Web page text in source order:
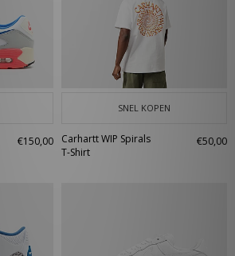
€150,00
SNEL KOPEN
Carhartt WIP Spirals
T-Shirt
€50,00